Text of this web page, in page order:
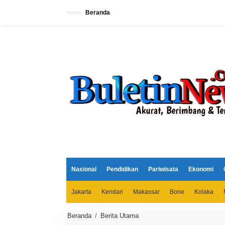
Beranda
Nasional Pendidikan Pariwisata Ekonomi
Jakarta Kendari Makassar Bone Kolaka
Beranda / Berita Utama